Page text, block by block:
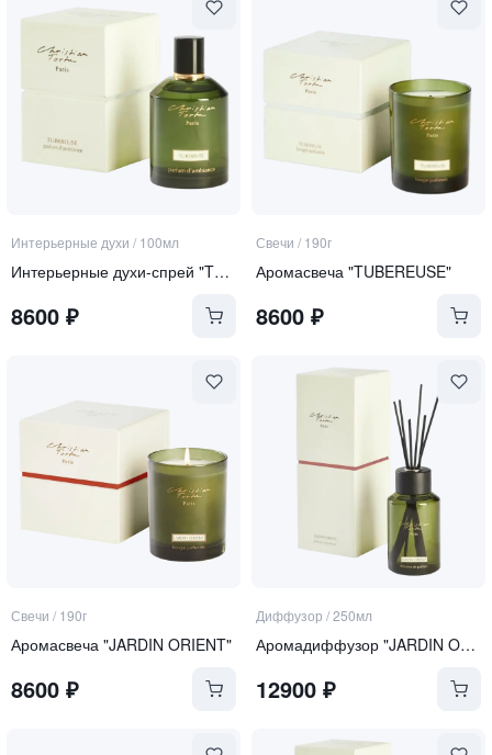
Интерьерные духи / 100мл
Интерьерные духи-спрей "TUBEREUSE"
8600 ₽
Свечи / 190г
Аромасвеча "TUBEREUSE"
8600₽
Свечи / 190г
Аромасвеча "JARDIN ORIENT"
8600 ₽
Диффузор /250мл
Аромадиффузор "JARDIN ORIENT"
12900₽